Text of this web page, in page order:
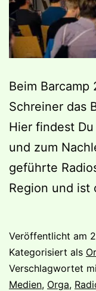
Beim Barcamp
Schreiner das
Hier findest
und zum
geführte
Region und ist
Veröffentlicht am
Kategorisiert als
Verschlagwortet
Medien, Orga,